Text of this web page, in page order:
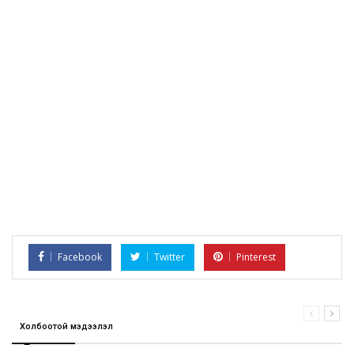
Facebook Twitter Pinterest
Холбоотой мэдээлэл